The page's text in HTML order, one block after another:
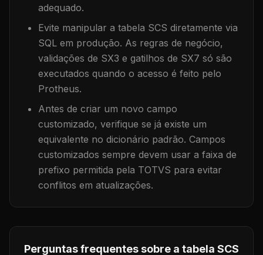
adequado.
Evite manipular a tabela SCS diretamente via
SQL em produção. As regras de negócio,
validações de SX3 e gatilhos de SX7 só são
executados quando o acesso é feito pelo
Protheus.
Antes de criar um novo campo
customizado, verifique se já existe um
equivalente no dicionário padrão. Campos
customizados sempre devem usar a faixa de
prefixo permitida pela TOTVS para evitar
conflitos em atualizações.
Perguntas frequentes sobre a tabela SCS